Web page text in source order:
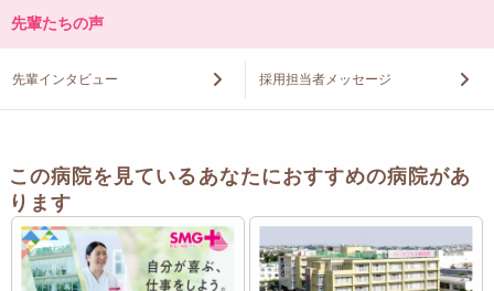
先輩たちの声
先輩インタビュー 採用担当者メッセージ
この病院を見ているあなたにおすすめの病院があ
ります